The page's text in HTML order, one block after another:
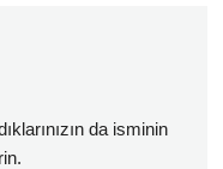
da isminin